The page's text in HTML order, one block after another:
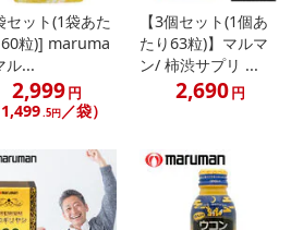
セット(1袋あた
粒)] maruma
ル...
2,999円
1,499.5円／袋）
【3個セット(1個あ
たり63粒)】マルマ
ン/ 柿渋サプリ ...
2,690円